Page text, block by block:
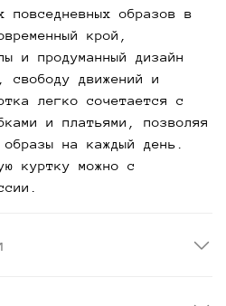
повседневных образов в
крой,
и продуманный дизайн
свободу движений и
легко сочетается с
и платьями, позволяя
на каждый день.
куртку можно с